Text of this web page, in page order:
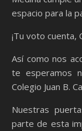
espacio para la
¡Tu voto cuenta,
Así como nos
te esperamos
Colegio Juan B.
Nuestras
parte de esta